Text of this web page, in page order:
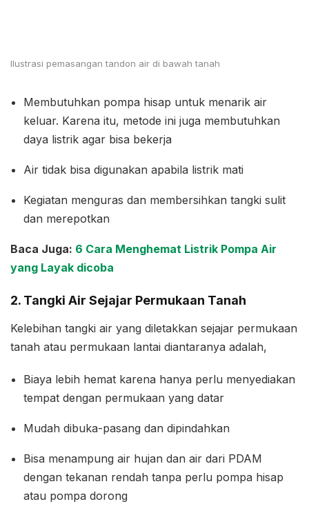
Ilustrasi pemasangan tandon air di bawah tanah
Membutuhkan pompa hisap untuk menarik air
keluar. Karena itu, metode ini juga membutuhkan
daya listrik agar bisa bekerja
Air tidak bisa digunakan apabila listrik mati
Kegiatan menguras dan membersihkan tangki sulit
dan merepotkan
Baca Juga: 6 Cara Menghemat Listrik Pompa Air
yang Layak dicoba
2. Tangki Air Sejajar Permukaan Tanah
Kelebihan tangki air yang diletakkan sejajar permukaan
tanah atau permukaan lantai diantaranya adalah,
Biaya lebih hemat karena hanya perlu menyediakan
tempat dengan permukaan yang datar
Mudah dibuka-pasang dan dipindahkan
Bisa menampung air hujan dan air dari PDAM
dengan tekanan rendah tanpa perlu pompa hisap
atau pompa dorong